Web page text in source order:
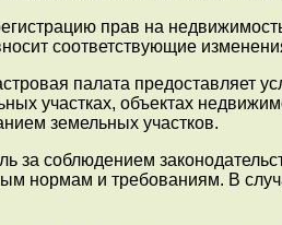
прав на
соответствующие
палата предоставляет
участках, объектах
земельных участков.
за соблюдением
нормам и требованиям. В